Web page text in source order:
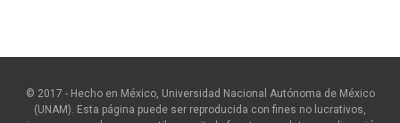
© 2017 - Hecho en México, Universidad Nacional Autónoma de México
(UNAM). Esta página puede ser reproducida con fines no lucrativos,